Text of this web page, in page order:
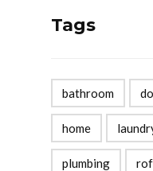
Tags
bathroom
home
plumbing